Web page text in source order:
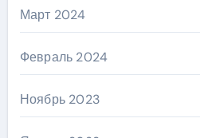
Март 2024
Февраль 2024
Ноябрь 2023